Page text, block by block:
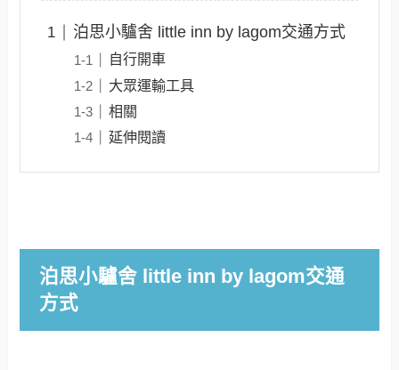
泊思小驢舍 little inn by lagom交通方式
自行開車
大眾運輸工具
相關
延伸閱讀
泊思小驢舍 little inn by lagom交通
方式